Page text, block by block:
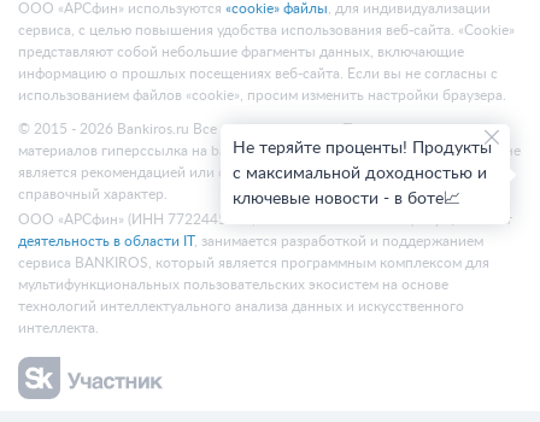
ООО «АРСфин» используются «cookie» файлы , для индивидуализации
сервиса, с целью повышения удобства использования веб-сайта. «Cookie»
представляют собой небольшие фрагменты данных, включающие
информацию о прошлых посещениях веб-сайта. Если вы не согласны с
использованием файлов «cookie», просим изменить настройки браузера.
© 2015 - 2026 Bankiros.ru Все права защищены. При использовании
материалов гиперссылка на bankiros.ru обязательна. Содержание сайта не
является рекомендацией или офертой и носит информационно-
справочный характер.
ООО «АРСфин» (ИНН 7722445717, ОГРН 1187746346556) осуществляет
деятельность в области IT, занимается разработкой и поддержанием
сервиса BANKIROS, который является программным комплексом для
мультифункциональных пользовательских экосистем на основе
технологий интеллектуального анализа данных и искусственного
интеллекта.
Не теряйте проценты! Продукты
с максимальной доходностью и
ключевые новости - в боте📈